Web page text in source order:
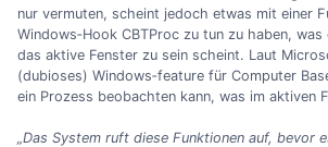
nur vermuten, scheint jedoch etwas mit einer
Windows‐Hook CBTProc zu tun zu haben,
das aktive Fenster zu sein scheint. Laut
(dubioses) Windows‐feature für Computer
ein Prozess beobachten kann, was im aktiven
„Das System ruft diese Funktionen auf, bevor